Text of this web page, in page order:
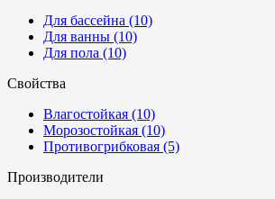
Для бассейна (10)
Для ванны (10)
Для пола (10)
Свойства
Влагостойкая (10)
Морозостойкая (10)
Противогрибковая (5)
Производители